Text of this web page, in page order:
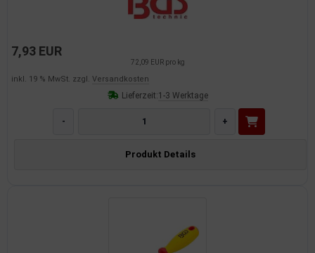
7,93 EUR
72,09 EUR pro kg
inkl. 19 % MwSt. zzgl. Versandkosten
Lieferzeit:1-3 Werktage
- +
Produkt Details